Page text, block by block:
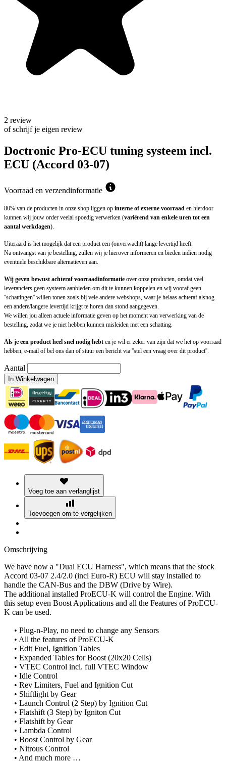
2 review
of schrijf je eigen review
Doctronic Pro-ECU tuning systeem incl.
ECU (Accord 03-07)
Voorraad en verzendinformatie
80% van de producten in onze shop liggen op interne of externe voorraad en hierdoor
kunnen wij jouw order veelal spoedig verwerken (variërend van enkele uren tot een
aantal werkdagen).
Uiteraard is het mogelijk dat een product een (onverwacht) lange levertijd heeft.
Na ontvangst van je bestelling, zullen wij je hierover informeren en bieden indien nodig
eventuele beschikbare alternatieven aan.
Wij geven bewust achteraf voorraadinformatie over onze producten, omdat veel
leveranciers geen systeem aanbieden om dit te kunnen koppelen en wij vooraf geen
''schattingen'' willen tonen zoals bij vele andere webshops, waar je helaas achteraf alsnog
een andere/langere levertijd krijgt te horen dan stond aangegeven.
We willen jou alleen actuele informatie geven op het moment van verwerking van de
bestelling, zodat we je niet hebben kunnen misleiden met een schatting.
Als je een product heel snel nodig hebt en je wil er zeker van zijn dat we het op voorraad
hebben, e-mail of bel ons dan of stuur een bericht via ''stel een vraag over dit product''.
Aantal
In Winkelwagen
Voeg toe aan verlanglijst
Toevoegen om te vergelijken
Omschrijving
We have now a "Dual ECU Harness", which means that the stock
Accord 03-07 2.4/2.0 (incl Euro-R) ECU will stay installed to
handle the CAN-Bus and the DBW (Drive by Wire).
The additional installed ProECU-K will control the Engine. With
this setup even Boost Applications and all the Features of ProECU-
K can be used.
• Plug-n-Play, no need to change any Sensors
• All the features of ProECU-K
• Edit Fuel, Ignition Tables
• Expanded Tables for Boost (20x20 Cells)
• VTEC Control incl. full VTEC Window
• Idle Control
• Rev Limiters, Fuel and Ignition Cut
• Shiftlight by Gear
• Launch Control (2 Step) by Ignition Cut
• Flatshift (3 Step) by Igniton Cut
• Flatshift by Gear
• Lambda Control
• Boost Control by Gear
• Nitrous Control
• And much more …